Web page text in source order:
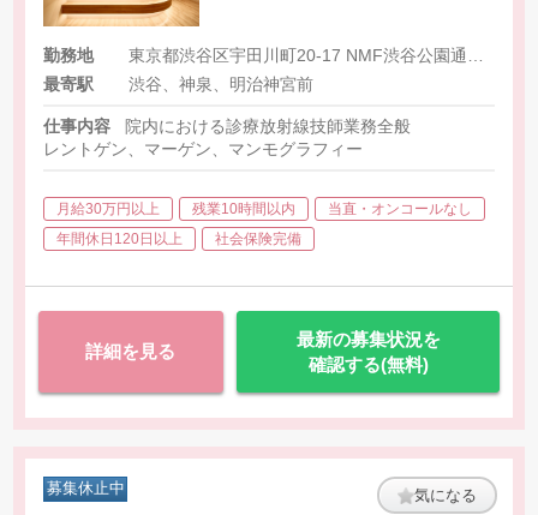
勤務地
最寄駅
渋谷、神泉、明治神宮前
仕事内容
院内における診療放射線技師業務全般
レントゲン、マーゲン、マンモグラフィー
月給30万円以上 残業10時間以内
当直・オンコールなし
年間休日120日以上
社会保険完備
詳細を見る
最新の募集状況を
確認する(無料)
募集休止中 気になる